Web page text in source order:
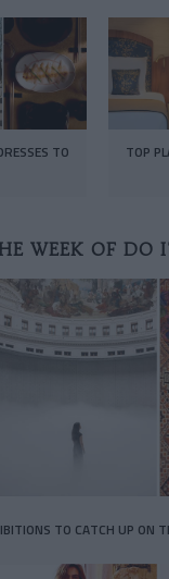
TO
TOP
WEEK OF DO
TO CATCH UP ON